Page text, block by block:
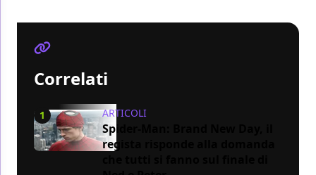
Correlati
1 ARTICOLI
Spider-Man: Brand New Day, il
regista risponde alla domanda